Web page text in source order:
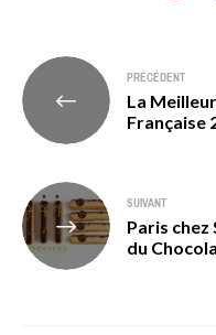
Navigation
de
l’article
PRÉCÉDENT
La
Française
SUIVANT
Paris chez
du